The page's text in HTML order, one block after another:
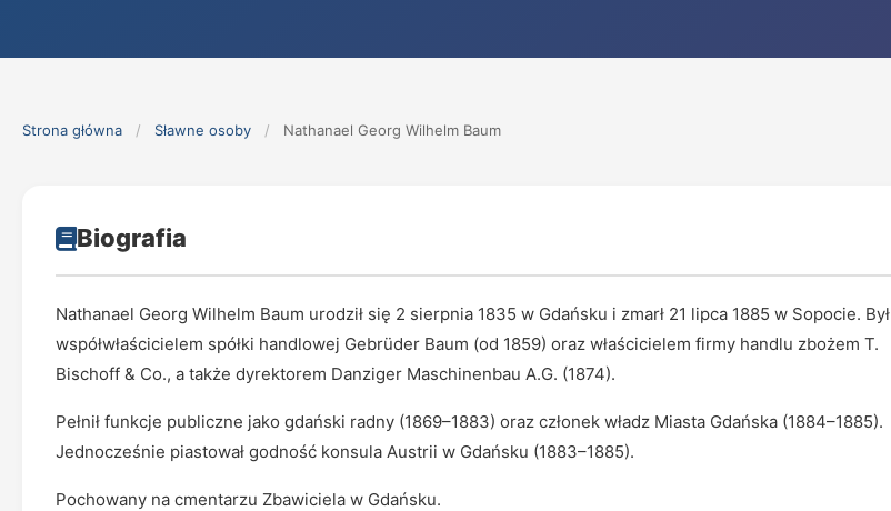
Strona główna / Sławne osoby / Nathanael Georg Wilhelm Baum
Biografia
Nathanael Georg Wilhelm Baum urodził się 2 sierpnia 1835 w Gdańsku i zmarł 21 lipca 1885 w Sopocie. Był
współwłaścicielem spółki handlowej Gebrüder Baum (od 1859) oraz właścicielem firmy handlu zbożem T.
Bischoff & Co., a także dyrektorem Danziger Maschinenbau A.G. (1874).
Pełnił funkcje publiczne jako gdański radny (1869–1883) oraz członek władz Miasta Gdańska (1884–1885).
Jednocześnie piastował godność konsula Austrii w Gdańsku (1883–1885).
Pochowany na cmentarzu Zbawiciela w Gdańsku.